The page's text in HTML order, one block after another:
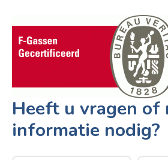
Heeft u vragen of
informatie nodig?